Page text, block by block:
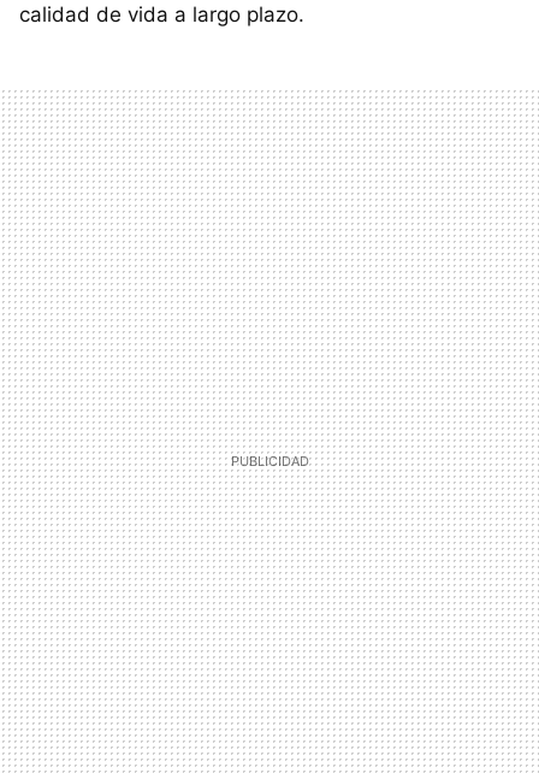
calidad de vida a largo plazo.